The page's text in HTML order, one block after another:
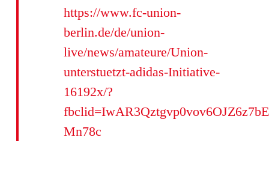
https://www.fc-union-
berlin.de/de/union-
live/news/amateure/Union-
unterstuetzt-adidas-Initiative-
16192x/?
Mn78c